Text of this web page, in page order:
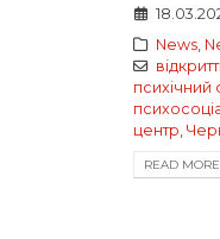
News,
психічний
центр
READ